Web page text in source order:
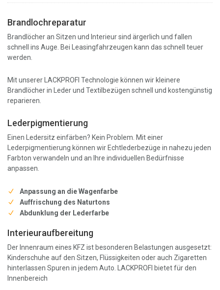
Brandlochreparatur
Brandlöcher an Sitzen und Interieur sind ärgerlich und fallen
schnell ins Auge. Bei Leasingfahrzeugen kann das schnell teuer
werden.
Mit unserer LACKPROFI Technologie können wir kleinere
Brandlöcher in Leder und Textilbezügen schnell und kostengünstig
reparieren.
Lederpigmentierung
Einen Ledersitz einfärben? Kein Problem. Mit einer
Lederpigmentierung können wir Echtlederbezüge in nahezu jeden
Farbton verwandeln und an Ihre individuellen Bedürfnisse
anpassen.
Anpassung an die Wagenfarbe
Auffrischung des Naturtons
Abdunklung der Lederfarbe
Interieuraufbereitung
Der Innenraum eines KFZ ist besonderen Belastungen ausgesetzt:
Kinderschuhe auf den Sitzen, Flüssigkeiten oder auch Zigaretten
hinterlassen Spuren in jedem Auto. LACKPROFI bietet für den
Innenbereich